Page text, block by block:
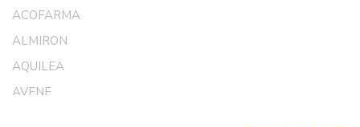
ACOFARMA
ALMIRON
AQUILEA
AVENE